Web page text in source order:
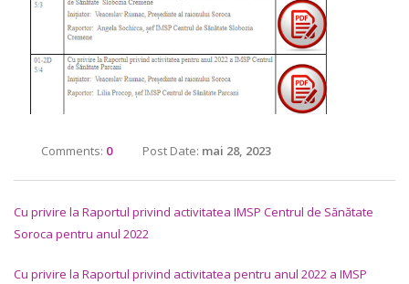
Comments: 0 Post Date: mai 28, 2023
Cu privire la Raportul privind activitatea IMSP Centrul de Sănătate
Soroca pentru anul 2022
Cu privire la Raportul privind activitatea pentru anul 2022 a IMSP